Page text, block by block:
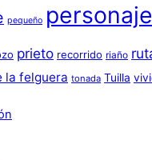
pequeño
prieto recorrido riaño
la felguera tonada Tuilla